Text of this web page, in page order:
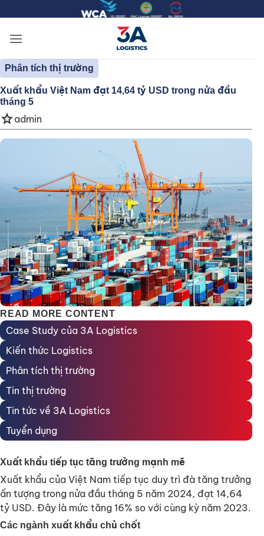
qua
nội
Phân tích thị trường
Xuất khẩu Việt Nam đạt 14,64 tỷ USD trong nửa đầu
tháng 5
staradmin
READ MORE CONTENT
Case Study của 3A Logistics
Kiến thức Logistics
Phân tích thị trường
Tin thị trường
Tin tức về 3A Logistics
Tuyển dụng
Xuất khẩu tiếp tục tăng trưởng mạnh mẽ
Xuất khẩu của Việt Nam tiếp tục duy trì đà tăng trưởng
ấn tượng trong nửa đầu tháng 5 năm 2024, đạt 14,64
tỷ USD. Đây là mức tăng 16% so với cùng kỳ năm 2023.
Các ngành xuất khẩu chủ chốt